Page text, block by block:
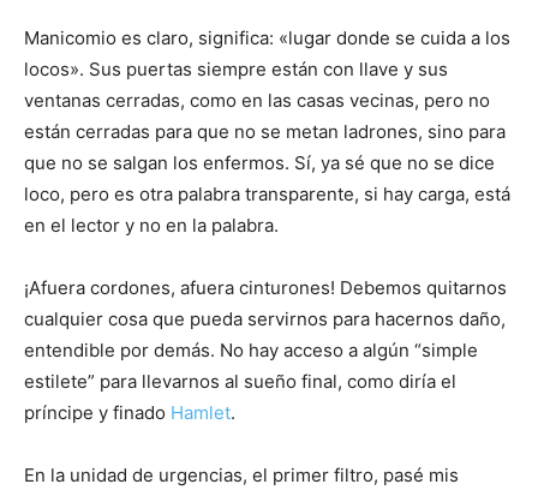
Manicomio es claro, significa: «lugar donde se cuida a los
locos». Sus puertas siempre están con llave y sus
ventanas cerradas, como en las casas vecinas, pero no
están cerradas para que no se metan ladrones, sino para
que no se salgan los enfermos. Sí, ya sé que no se dice
loco, pero es otra palabra transparente, si hay carga, está
en el lector y no en la palabra.
¡Afuera cordones, afuera cinturones! Debemos quitarnos
cualquier cosa que pueda servirnos para hacernos daño,
entendible por demás. No hay acceso a algún “simple
estilete” para llevarnos al sueño final, como diría el
príncipe y finado Hamlet.
En la unidad de urgencias, el primer filtro, pasé mis